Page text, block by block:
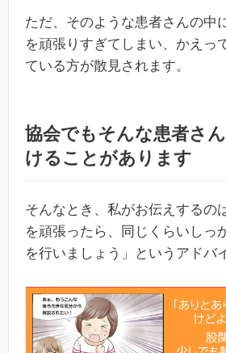
ただ、そのような患者さんの中
を頑張りすぎてしまい、かえっ
ている方が散見されます。
協会でもそんな患者さ
けることがあります
そんなとき、私がお伝えするの
を頑張ったら、同じくらいしっ
を行いましょう」というアドバ